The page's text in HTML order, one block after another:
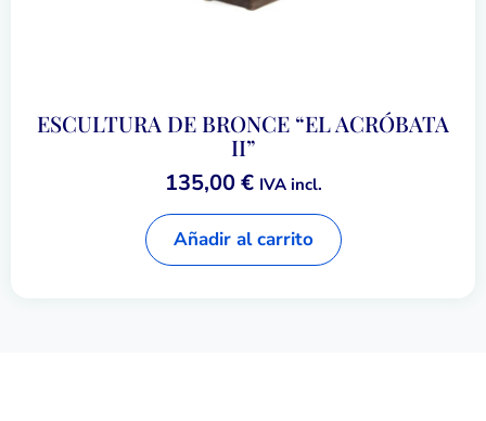
ESCULTURA DE BRONCE “EL ACRÓBATA
II”
135,00€ IVA incl.
Añadir al carrito